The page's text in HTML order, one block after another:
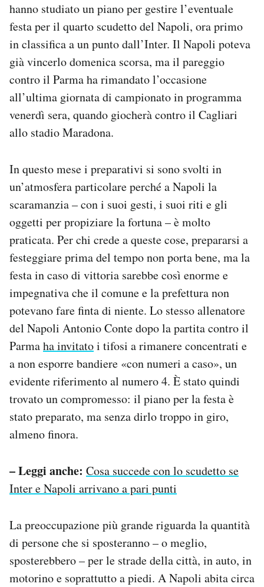
Newsletter
Notifiche mobile
Regala il Post
Hai bisogno di aiuto?
Esci
hanno studiato un piano per gestire l’eventuale
festa per il quarto scudetto del Napoli, ora primo
in classifica a un punto dall’Inter. Il Napoli poteva
già vincerlo domenica scorsa, ma il pareggio
contro il Parma ha rimandato l’occasione
all’ultima giornata di campionato in programma
venerdì sera, quando giocherà contro il Cagliari
allo stadio Maradona.
In questo mese i preparativi si sono svolti in
un’atmosfera particolare perché a Napoli la
scaramanzia – con i suoi gesti, i suoi riti e gli
oggetti per propiziare la fortuna – è molto
praticata. Per chi crede a queste cose, prepararsi a
festeggiare prima del tempo non porta bene, ma la
festa in caso di vittoria sarebbe così enorme e
impegnativa che il comune e la prefettura non
potevano fare finta di niente. Lo stesso allenatore
del Napoli Antonio Conte dopo la partita contro il
Parmaha invitatoi tifosi a rimanere concentrati e
a non esporre bandiere «con numeri a caso», un
evidente riferimento al numero 4. È stato quindi
trovato un compromesso: il piano per la festa è
stato preparato, ma senza dirlo troppo in giro,
almeno finora.
– Leggi anche: Cosa succede con lo scudetto se
Inter e Napoli arrivano a pari punti
La preoccupazione più grande riguarda la quantità
di persone che si sposteranno – o meglio,
sposterebbero – per le strade della città, in auto, in
motorino e soprattutto a piedi. A Napoli abita circa